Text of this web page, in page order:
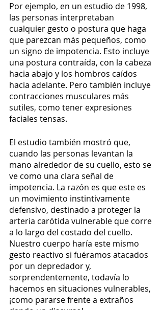
Por ejemplo, en un estudio de 1998,
las personas interpretaban
cualquier gesto o postura que haga
que parezcan más pequeños, como
un signo de impotencia. Esto incluye
una postura contraída, con la cabeza
hacia abajo y los hombros caídos
hacia adelante. Pero también incluye
contracciones musculares más
sutiles, como tener expresiones
faciales tensas.
El estudio también mostró que,
cuando las personas levantan la
mano alrededor de su cuello, esto se
ve como una clara señal de
impotencia. La razón es que este es
un movimiento instintivamente
defensivo, destinado a proteger la
arteria carótida vulnerable que corre
a lo largo del costado del cuello.
Nuestro cuerpo haría este mismo
gesto reactivo si fuéramos atacados
por un depredador y,
sorprendentemente, todavía lo
hacemos en situaciones vulnerables,
¡como pararse frente a extraños